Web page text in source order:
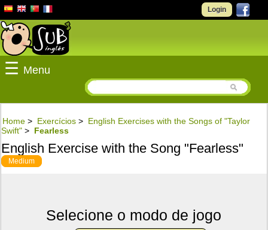
Login
☰ Menu
Home > Exercícios > English Exercises with the Songs of "Taylor
Swift" > Fearless
English Exercise with the Song "Fearless"
Medium
Selecione o modo de jogo